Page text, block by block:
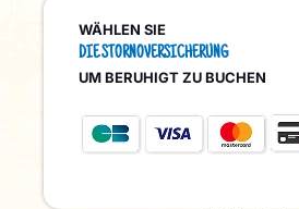
WÄHLEN SIE
DIE STORNOVERSICHERUNG
UM BERUHIGT ZU BUCHEN